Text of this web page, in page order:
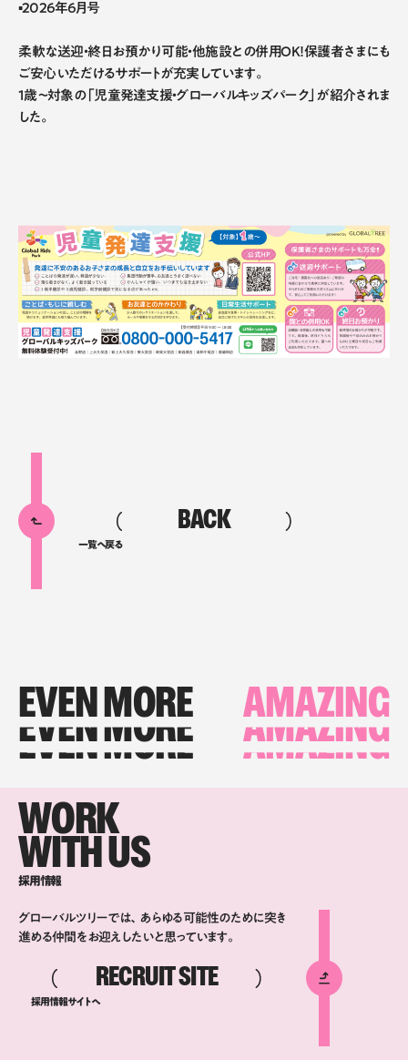
▪2026年6月号
柔軟な送迎・終日お預かり可能・他施設との併用OK！保護者さまにも
ご安心いただけるサポートが充実しています。
1歳〜対象の「児童発達支援・グローバルキッズパーク」が紹介されま
した。
BACK
一覧へ戻る
EVEN MORE AMAZING
EVEN MORE AMAZING
EVEN MORE AMAZING
WORK
WITH US
採用情報
グローバルツリーでは、あらゆる可能性のために突き
進める仲間をお迎えしたいと思っています。
RECRUIT SITE
採用情報サイトへ